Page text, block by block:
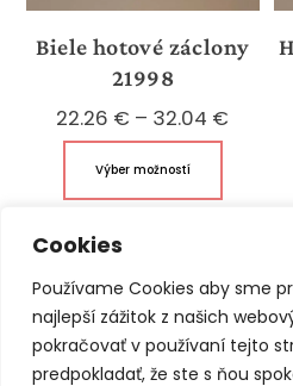
Cookies
Používame Cookies aby sme
najlepší zážitok z našich
pokračovať v používaní tejto
predpokladať, že ste s ňou
Biele hotové záclony
21998
22.26 € – 32.04 €
Výber možností
si
môžete
HOTOVÉ